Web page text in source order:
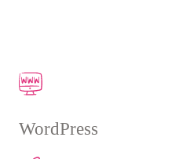
WordPress